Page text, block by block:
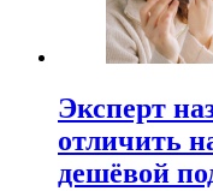
Эксперт
отличить
дешёвой